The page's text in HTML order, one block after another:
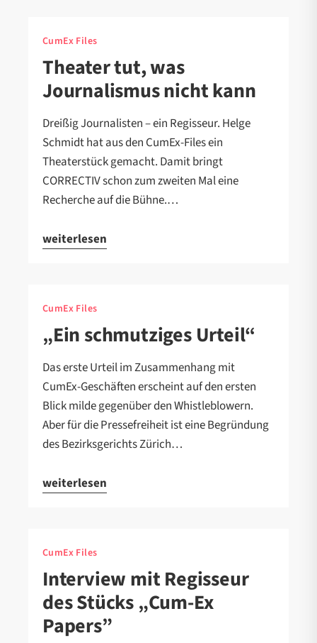
CumEx Files
Theater tut, was
Journalismus nicht kann
Dreißig Journalisten – ein Regisseur. Helge
Schmidt hat aus den CumEx-Files ein
Theaterstück gemacht. Damit bringt
CORRECTIV schon zum zweiten Mal eine
Recherche auf die Bühne.…
weiterlesen
CumEx Files
„Ein schmutziges Urteil“
Das erste Urteil im Zusammenhang mit
CumEx-Geschäften erscheint auf den ersten
Blick milde gegenüber den Whistleblowern.
Aber für die Pressefreiheit ist eine Begründung
des Bezirksgerichts Zürich…
weiterlesen
CumEx Files
Interview mit Regisseur
des Stücks „Cum-Ex
Papers”